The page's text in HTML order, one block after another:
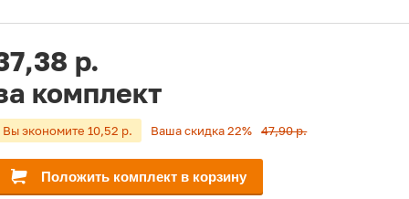
р.
комплект
Вы экономите 10,52 р. Ваша скидка 22% 47,90 р.
Положить комплект в корзину